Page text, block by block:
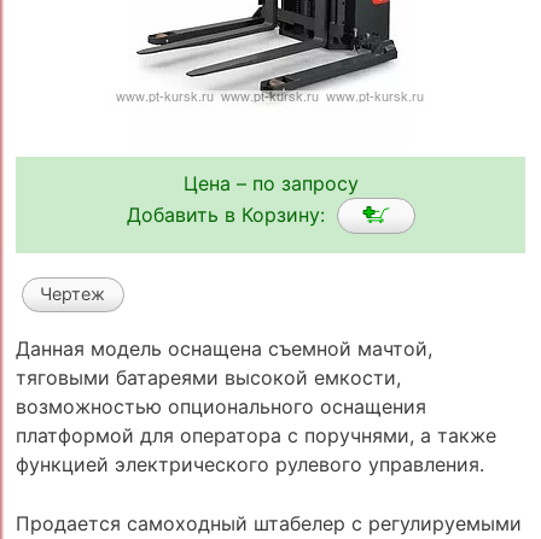
Цена – по запросу
Добавить в Корзину:
Чертеж
Данная модель оснащена съемной мачтой,
тяговыми батареями высокой емкости,
возможностью опционального оснащения
платформой для оператора с поручнями, а также
функцией электрического рулевого управления.
Продается самоходный штабелер с регулируемыми